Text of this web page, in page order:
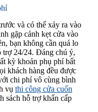
và có thể xảy ra vào
gặp cảnh kẹt cửa vào
bạn không cần quá lo
trợ 24/24. Đáng chú ý,
kỳ khoản phụ phí bất
khách hàng đều được
chi phí vô cùng bình
vụ thi công cửa cuốn
sách hỗ trợ khẩn cấp